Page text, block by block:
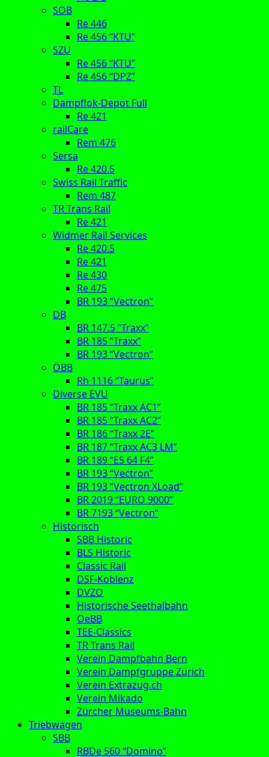
SOB
Re 446
Re 456 “KTU”
SZU
Re 456 “KTU”
Re 456 “DPZ”
TL
Dampflok-Depot Full
Re 421
railCare
Rem 476
Sersa
Re 420.5
Swiss Rail Traffic
Rem 487
TR Trans Rail
Re 421
Widmer Rail Services
Re 420.5
Re 421
Re 430
Re 475
BR 193 “Vectron”
DB
BR 147.5 “Traxx”
BR 185 “Traxx”
BR 193 “Vectron”
ÖBB
Rh 1116 “Taurus”
Diverse EVU
BR 185 “Traxx AC1”
BR 185 “Traxx AC2”
BR 186 “Traxx 2E”
BR 187 “Traxx AC3 LM”
BR 189 “ES 64 F4”
BR 193 “Vectron”
BR 193 “Vectron XLoad”
BR 2019 “EURO 9000”
BR 7193 “Vectron”
Historisch
SBB Historic
BLS Historic
Classic Rail
DSF-Koblenz
DVZO
Historische Seethalbahn
OeBB
TEE-Classics
TR Trans Rail
Verein Dampfbahn Bern
Verein Dampfgruppe Zürich
Verein Extrazug.ch
Verein Mikado
Zürcher Museums-Bahn
Triebwagen
SBB
RBDe 560 “Domino”